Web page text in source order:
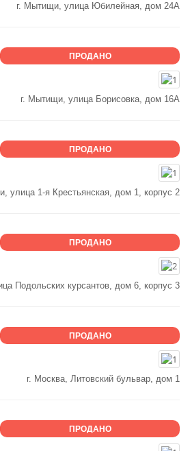
г. Мытищи, улица Юбилейная, дом 24А
ПРОДАНО
г. Мытищи, улица Борисовка, дом 16А
ПРОДАНО
улица 1-я Крестьянская, дом 1, корпус 2
ПРОДАНО
Подольских курсантов, дом 6, корпус 3
ПРОДАНО
г. Москва, Литовский бульвар, дом 1
ПРОДАНО